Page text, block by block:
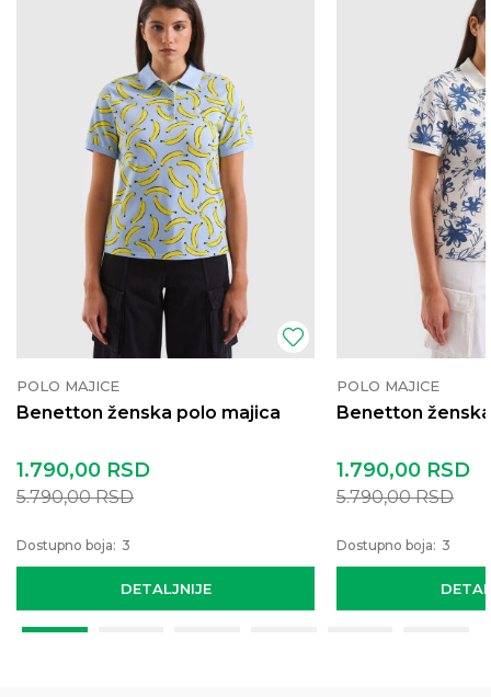
POLO MAJICE
Benetton ženska polo majica
DETALJNIJE
1.790,00 RSD
5.790,00RSD
Dostupno boja: 3
POLO MAJICE
Benetton
1.790,00 RSD
5.790,00RSD
Dostupno boja: 3